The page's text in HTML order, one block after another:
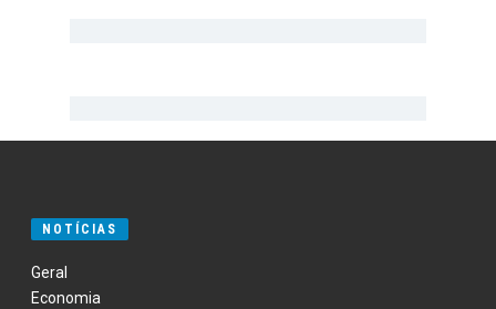
NOTÍCIAS
Geral
Economia